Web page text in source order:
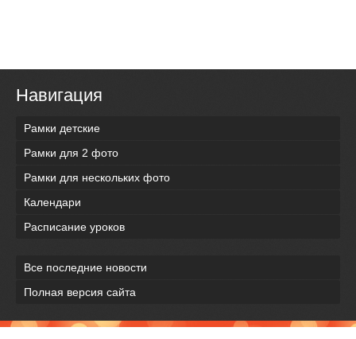
Навигация
Рамки детские
Рамки для 2 фото
Рамки для нескольких фото
Календари
Расписание уроков
Все последние новости
Полная версия сайта